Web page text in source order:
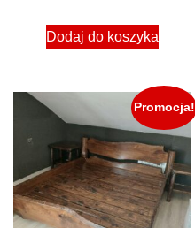
wynosiła:
Dodaj do koszyka
Promocja!